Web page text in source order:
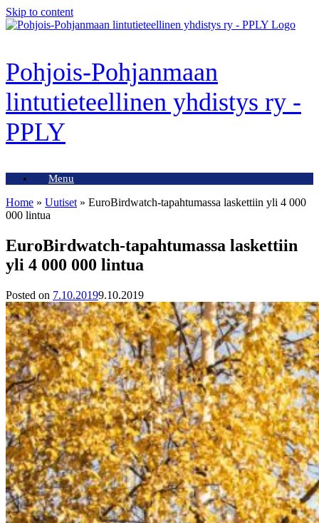
Skip to content
Pohjois-Pohjanmaan
lintutieteellinen yhdistys ry -
PPLY
Menu
Home » Uutiset » EuroBirdwatch-tapahtumassa laskettiin yli 4 000
000 lintua
EuroBirdwatch-tapahtumassa laskettiin
yli 4 000 000 lintua
Posted on 7.10.20199.10.2019